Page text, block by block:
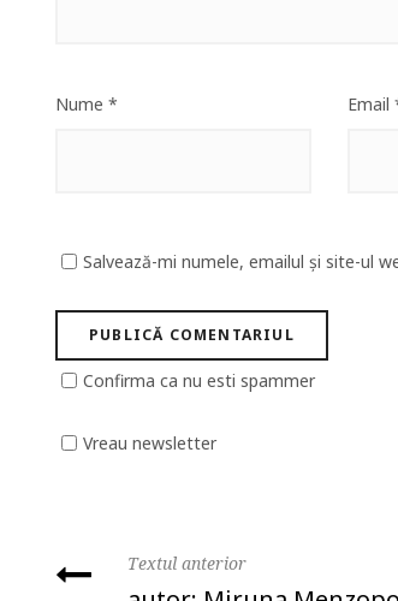
Nume * Email
Salvează-mi numele, emailul și site-ul
Confirma ca nu esti spammer
Vreau newsletter
Textul anterior